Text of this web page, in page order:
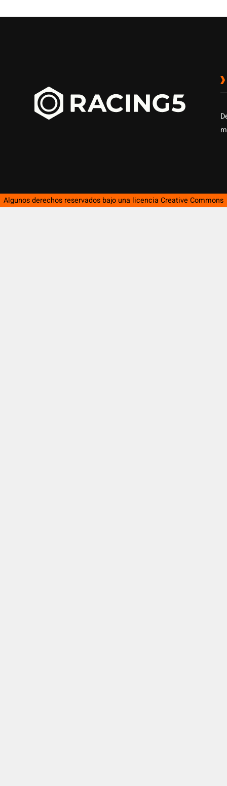
Algunos derechos reservados bajo una licencia Creative Commons